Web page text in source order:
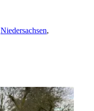
Niedersachsen,